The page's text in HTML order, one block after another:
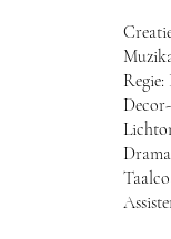
Regie: